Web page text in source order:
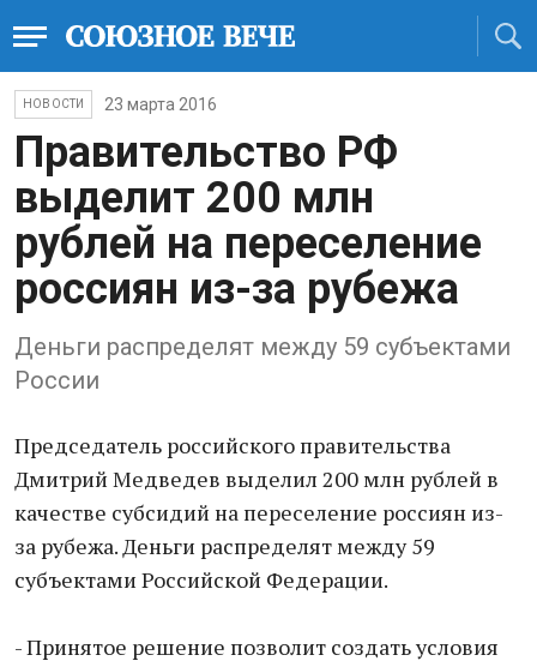
НОВОСТИ 23 марта 2016
Правительство РФ
выделит 200 млн
рублей на переселение
россиян из-за рубежа
Деньги распределят между 59 субъектами
России
Председатель российского правительства
Дмитрий Медведев выделил 200 млн рублей в
качестве субсидий на переселение россиян из-
за рубежа. Деньги распределят между 59
субъектами Российской Федерации.
- Принятое решение позволит создать условия